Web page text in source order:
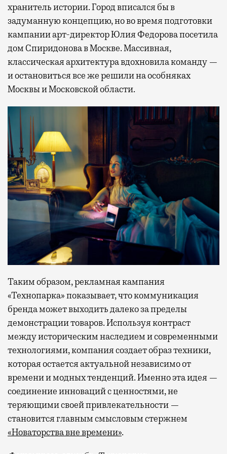
хранитель истории. Город вписался бы в
задуманную концепцию, но во время подготовки
кампании арт-директор Юлия Федорова посетила
дом Спиридонова в Москве. Массивная,
классическая архитектура вдохновила команду —
и остановиться все же решили на особняках
Москвы и Московской области.
Таким образом, рекламная кампания
«Технопарка» показывает, что коммуникация
бренда может выходить далеко за пределы
демонстрации товаров. Используя контраст
между историческим наследием и современными
технологиями, компания создает образ техники,
которая остается актуальной независимо от
времени и модных тенденций. Именно эта идея —
соединение инноваций с ценностями, не
теряющими своей привлекательности —
становится главным смысловым стержнем
«Новаторства вне времени».